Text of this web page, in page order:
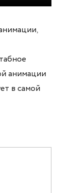
,
анимации
в самой